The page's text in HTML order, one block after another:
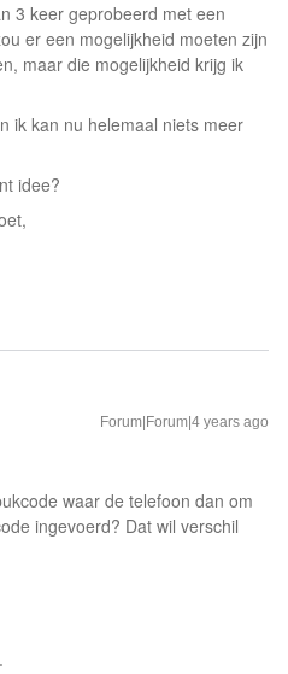
3 keer geprobeerd met een
er een mogelijkheid moeten zijn
maar die mogelijkheid krijg ik
ik kan nu helemaal niets meer
idee?
Forum|Forum|4 years ago
waar de telefoon dan om
ingevoerd? Dat wil verschil